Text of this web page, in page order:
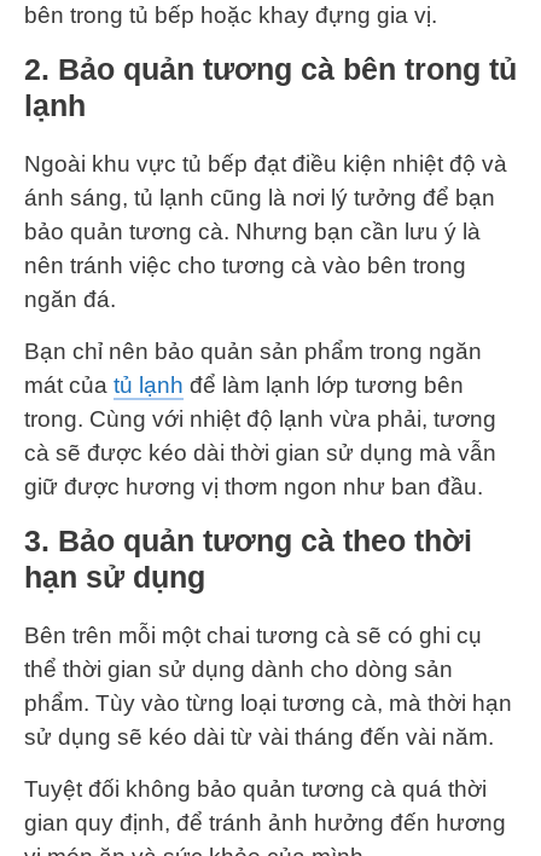
bên trong tủ bếp hoặc khay đựng gia vị.
2. Bảo quản tương cà bên trong tủ
lạnh
Ngoài khu vực tủ bếp đạt điều kiện nhiệt độ và
ánh sáng, tủ lạnh cũng là nơi lý tưởng để bạn
bảo quản tương cà. Nhưng bạn cần lưu ý là
nên tránh việc cho tương cà vào bên trong
ngăn đá.
Bạn chỉ nên bảo quản sản phẩm trong ngăn
mát của tủ lạnh để làm lạnh lớp tương bên
trong. Cùng với nhiệt độ lạnh vừa phải, tương
cà sẽ được kéo dài thời gian sử dụng mà vẫn
giữ được hương vị thơm ngon như ban đầu.
3. Bảo quản tương cà theo thời
hạn sử dụng
Bên trên mỗi một chai tương cà sẽ có ghi cụ
thể thời gian sử dụng dành cho dòng sản
phẩm. Tùy vào từng loại tương cà, mà thời hạn
sử dụng sẽ kéo dài từ vài tháng đến vài năm.
Tuyệt đối không bảo quản tương cà quá thời
gian quy định, để tránh ảnh hưởng đến hương